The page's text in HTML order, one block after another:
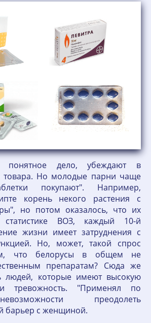
понятное дело, убеждают в
товара. Но молодые парни чаще
покупают". Например,
корень некого растения с
но потом оказалось, что их
ВОЗ, каждый 10-й
жизни имеет затруднения с
Но, может, такой спрос
что белорусы в общем не
препаратам? Сюда же
людей, которые имеют высокую
и тревожность. "Применял по
преодолеть
барьер с женщиной.